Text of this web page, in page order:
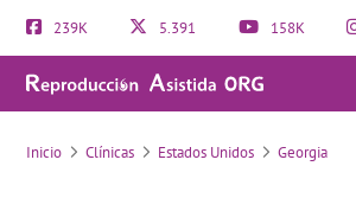
239K 5.391 158K
Georgia Center for Reproductive Medicine
Inicio Clínicas Estados Unidos Georgia